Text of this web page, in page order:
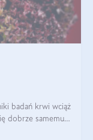
badań krwi wciąż
dobrze samemu